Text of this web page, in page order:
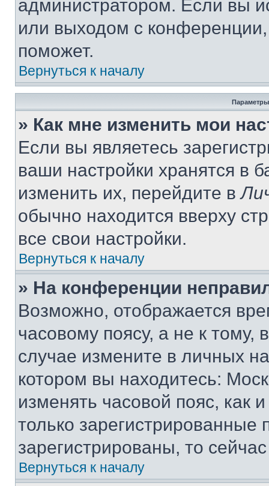
администратором. Если вы
или выходом с
поможет.
Вернуться к началу
Параметры
» Как мне изменить мои
Если вы являетесь
ваши настройки хранятся в
изменить их, перейдите в
обычно находится вверху
все свои настройки.
Вернуться к началу
» На конференции
Возможно, отображается
часовому поясу, а не к тому,
случае измените в личных
котором вы находитесь:
изменять часовой пояс, как
только
зарегистрированы, то
Вернуться к началу